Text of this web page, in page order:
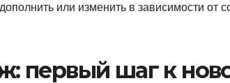
или изменить в зависимости от
первый шаг к